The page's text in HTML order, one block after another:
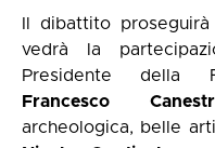
Il dibattito
vedrà la
Presidente della
Francesco
archeologica, belle